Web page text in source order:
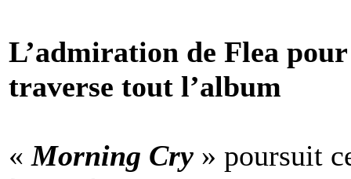
L’admiration de Flea
traverse tout l’album
«Morning Cry » poursuit